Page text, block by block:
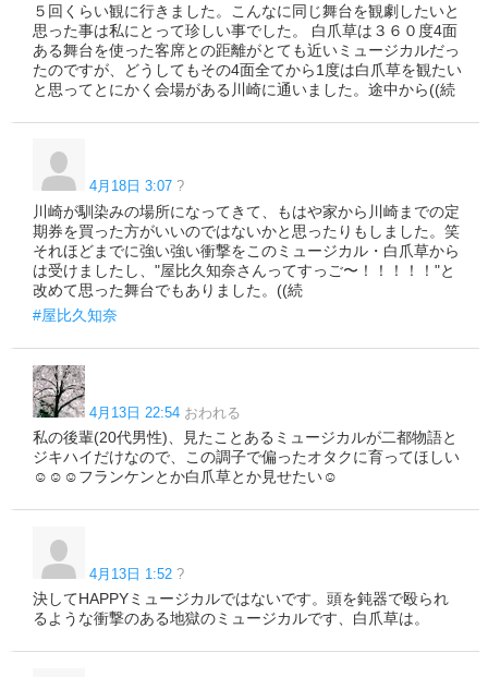
５回くらい観に行きました。こんなに同じ舞台を観劇したいと
思った事は私にとって珍しい事でした。 白爪草は３６０度4面
ある舞台を使った客席との距離がとても近いミュージカルだっ
たのですが、どうしてもその4面全てから1度は白爪草を観たい
と思ってとにかく会場がある川崎に通いました。途中から((続
4月18日 3:07 ?
川崎が馴染みの場所になってきて、もはや家から川崎までの定
期券を買った方がいいのではないかと思ったりもしました。笑
それほどまでに強い強い衝撃をこのミュージカル・白爪草から
は受けましたし、"屋比久知奈さんってすっご〜！！！！！"と
改めて思った舞台でもありました。((続
#屋比久知奈
4月13日 22:54 おわれる
私の後輩(20代男性)、見たことあるミュージカルが二都物語と
ジキハイだけなので、この調子で偏ったオタクに育ってほしい
☺️☺️☺フランケンとか白爪草とか見せたい☺️
4月13日 1:52 ?
決してHAPPYミュージカルではないです。頭を鈍器で殴られ
るような衝撃のある地獄のミュージカルです、白爪草は。